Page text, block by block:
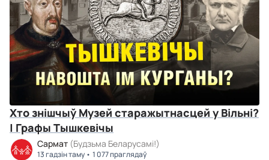
Хто знішчыў Музей старажытнасцей у Вільні?
| Графы Тышкевічы
Сармат (Будзьма Беларусамі!)
13 гадзін таму 1 077 праглядаў